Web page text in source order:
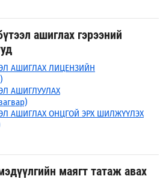
ашиглах гэрээний
АШИГЛАХ ЛИЦЕНЗИЙН
АШИГЛУУЛАХ
АШИГЛАХ ОНЦГОЙ ЭРХ ШИЛЖҮҮЛЭХ
маягт татаж авах